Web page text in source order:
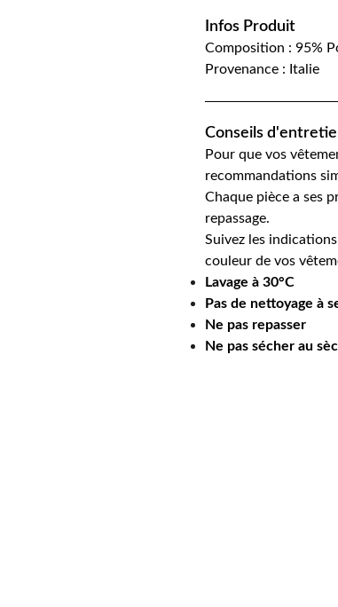
Infos Produit
Composition : 95%
Provenance : Italie
Conseils
Pour que vos
recommandations
Chaque pièce a ses
repassage.
Suivez les
couleur de vos
Lavage à 30°C
Pas de nettoyage à
Ne pas repasser
Ne pas sécher au